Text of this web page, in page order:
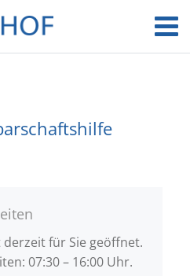
für Sie geöffnet.
07:30 – 16:00 Uhr.